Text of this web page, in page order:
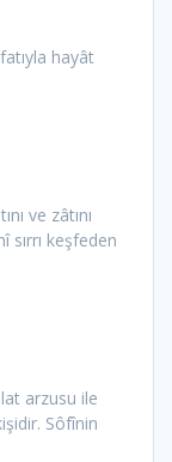
hayât
ve zâtını
keşfeden
arzusu ile
Sôfînin